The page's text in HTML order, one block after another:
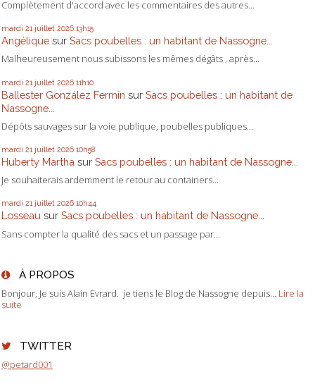
Complètement d'accord avec les commentaires des autres...
mardi 21 juillet 2026 13h15
Angélique sur Sacs poubelles : un habitant de Nassogne...
Malheureusement nous subissons les mêmes dégâts , après...
mardi 21 juillet 2026 11h10
Ballester González Fermín sur Sacs poubelles : un habitant de
Nassogne...
Dépôts sauvages sur la voie publique, poubelles publiques...
mardi 21 juillet 2026 10h58
Huberty Martha sur Sacs poubelles : un habitant de Nassogne...
Je souhaiterais ardemment le retour au containers...
mardi 21 juillet 2026 10h44
Losseau sur Sacs poubelles : un habitant de Nassogne...
Sans compter la qualité des sacs et un passage par...
À PROPOS
Bonjour, Je suis Alain Evrard. je tiens le Blog de Nassogne depuis... Lire la
suite
TWITTER
@petard001